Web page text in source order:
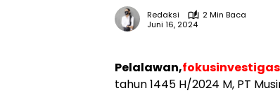
Redaksi
2 Min Baca
Juni 16, 2024
Pelalawan,
tahun 1445 H/2024 M, PT